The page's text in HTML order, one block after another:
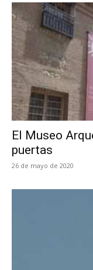
El Museo
puertas
26 de mayo de 2020